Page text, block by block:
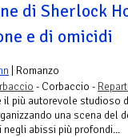
di Sherlock
e di omicidi
| Romanzo
- Corbaccio -
il più autorevole studioso
una scena del
negli abissi più profondi...